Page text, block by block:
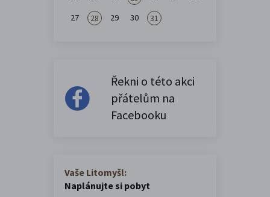
27
28 29 30 31
Řekni o této akci
přátelům na
Facebooku
Vaše Litomyšl:
Naplánujte si pobyt